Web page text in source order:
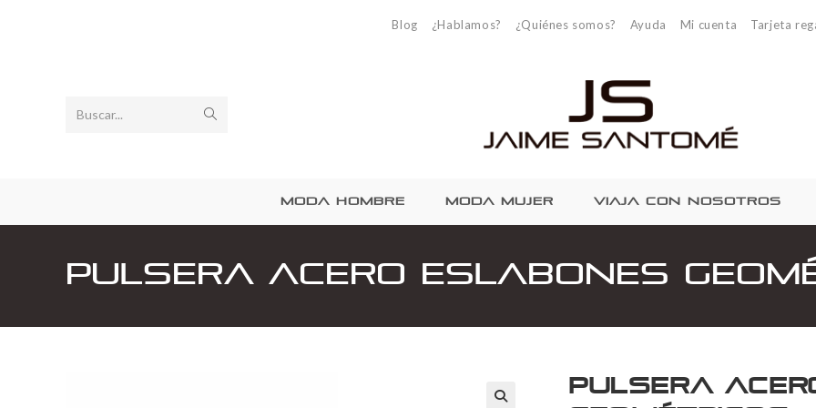
Blog ¿Hablamos? ¿Quiénes somos? Ayuda Mi cuenta Tarjeta
Buscar...
MODA HOMBRE MODA MUJER VIAJA CON NOSOTROS
Pulsera Acero Eslabones
Pulsera